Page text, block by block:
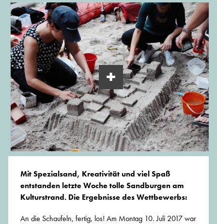
Mit Spezialsand, Kreativität und viel Spaß
entstanden letzte Woche tolle Sandburgen am
Kulturstrand. Die Ergebnisse des Wettbewerbs:
An die Schaufeln, fertig, los! Am Montag 10. Juli 2017 war